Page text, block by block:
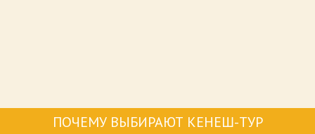
ПОЧЕМУ ВЫБИРАЮТ КЕНЕШ-ТУР